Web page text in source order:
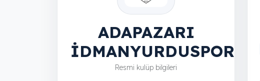
ADAPAZARI
İDMANYURDUSPOR
Resmi kulüp bilgileri